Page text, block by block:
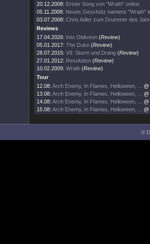
20.12.2008: Erster Song von "Wrath" online.
05.11.2008: Neues Geschütz namens "Wrath"
03.07.2008: Chris Adler zum Drummer des
Reviews
17.04.2026: Into Obliveon (Review)
05.01.2017: The Duke (Review)
28.07.2015: VII: Sturm und Drang (Review)
27.01.2012: Resolution (Review)
10.02.2009: Wrath (Review)
Tour
12.08: Arch Enemy, In Flames, Helloween, ...
13.08: Arch Enemy, In Flames, Helloween, ...
14.08: Arch Enemy, In Flames, Helloween, ...
15.08: Arch Enemy, In Flames, Helloween, ...
©